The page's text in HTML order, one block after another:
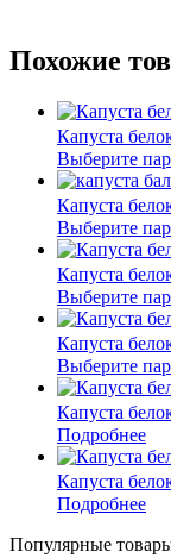
Похожие
Капуста
Выберите
Капуста
Выберите
Капуста
Выберите
Капуста
Выберите
Капуста
Подробнее
Капуста
Подробнее
Популярные